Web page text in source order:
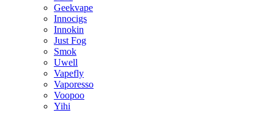
Geekvape
Innocigs
Innokin
Just Fog
Smok
Uwell
Vapefly
Vaporesso
Voopoo
Yihi